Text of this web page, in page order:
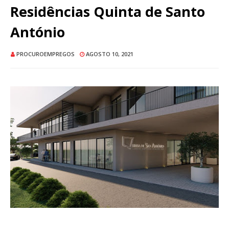
Residências Quinta de Santo
António
PROCUROEMPREGOS AGOSTO 10, 2021